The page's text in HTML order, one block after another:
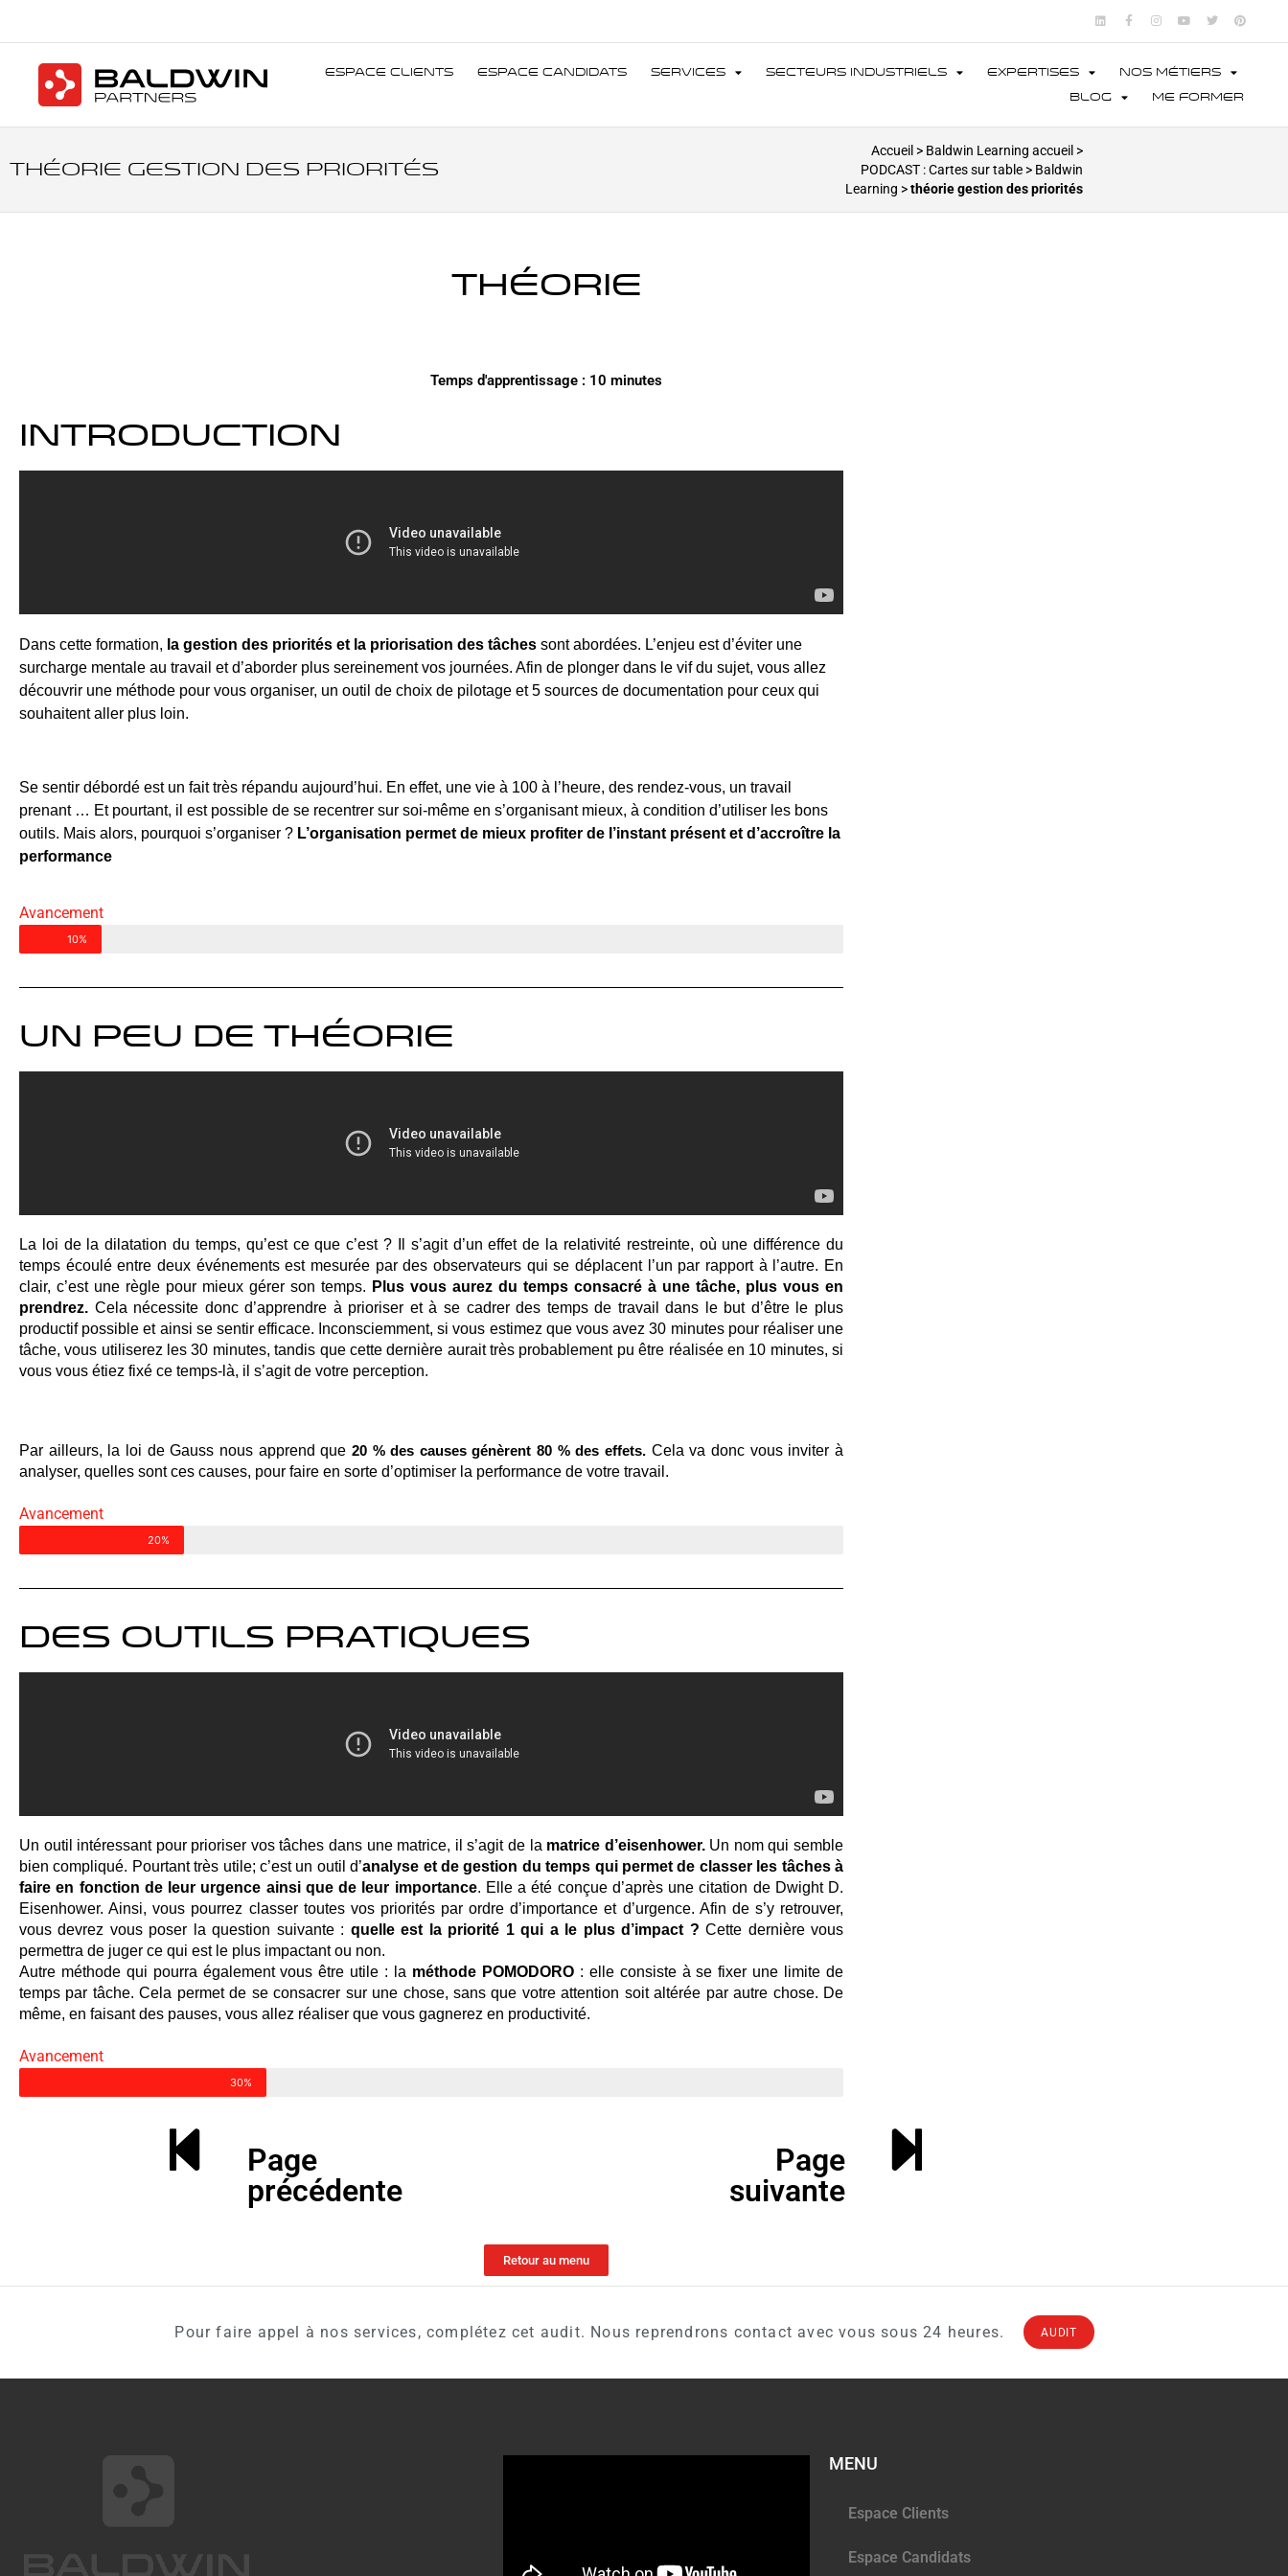
Espace Clients Espace Candidats Services Secteurs Industriels Expertises
Nos métiers
Blog
Me former
théorie gestion des priorités
Accueil > Baldwin Learning accueil >
PODCAST : Cartes sur table> Baldwin
Learning >théorie gestion des priorités
théorie
Temps d'apprentissage : 10 minutes
Introduction
Dans cette formation, la gestion des priorités et la priorisation des tâches sont abordées. L’enjeu est d’éviter une
surcharge mentale au travail et d’aborder plus sereinement vos journées. Afin de plonger dans le vif du sujet, vous allez
découvrir une méthode pour vous organiser, un outil de choix de pilotage et 5 sources de documentation pour ceux qui
souhaitent aller plus loin.
Se sentir débordé est un fait très répandu aujourd’hui. En effet, une vie à 100 à l’heure, des rendez-vous, un travail
prenant … Et pourtant, il est possible de se recentrer sur soi-même en s’organisant mieux, à condition d’utiliser les bons
outils. Mais alors, pourquoi s’organiser ? L’organisation permet de mieux profiter de l’instant présent et d’accroître la
performance
Avancement
10%
Un peu de théorie
La loi de la dilatation du temps, qu’est ce que c’est ? Il s’agit d’un effet de la relativité restreinte, où une différence du
temps écoulé entre deux événements est mesurée par des observateurs qui se déplacent l’un par rapport à l’autre. En
clair, c’est une règle pour mieux gérer son temps. Plus vous aurez du temps consacré à une tâche, plus vous en
prendrez. Cela nécessite donc d’apprendre à prioriser et à se cadrer des temps de travail dans le but d’être le plus
productif possible et ainsi se sentir efficace. Inconsciemment, si vous estimez que vous avez 30 minutes pour réaliser une
tâche, vous utiliserez les 30 minutes, tandis que cette dernière aurait très probablement pu être réalisée en 10 minutes, si
vous vous étiez fixé ce temps-là, il s’agit de votre perception.
Par ailleurs, la loi de Gauss nous apprend que 20 % des causes génèrent 80 % des effets. Cela va donc vous inviter à
analyser, quelles sont ces causes, pour faire en sorte d’optimiser la performance de votre travail.
Avancement
20%
Des outils pratiques
Un outil intéressant pour prioriser vos tâches dans une matrice, il s’agit de la matrice d’eisenhower. Un nom qui semble
bien compliqué. Pourtant très utile; c’est un outil d’analyse et de gestion du temps qui permet de classer les tâches à
faire en fonction de leur urgence ainsi que de leur importance. Elle a été conçue d’après une citation de Dwight D.
Eisenhower. Ainsi, vous pourrez classer toutes vos priorités par ordre d’importance et d’urgence. Afin de s’y retrouver,
vous devrez vous poser la question suivante : quelle est la priorité 1 qui a le plus d’impact ? Cette dernière vous
permettra de juger ce qui est le plus impactant ou non.
Autre méthode qui pourra également vous être utile : la méthode POMODORO : elle consiste à se fixer une limite de
temps par tâche. Cela permet de se consacrer sur une chose, sans que votre attention soit altérée par autre chose. De
même, en faisant des pauses, vous allez réaliser que vous gagnerez en productivité.
Avancement
30%
Page
précédente
Page
suivante
Retour au menu
Pour faire appel à nos services, complétez cet audit. Nous reprendrons contact avec vous sous 24 heures. AUDIT
MENU
Espace Clients
Espace Candidats